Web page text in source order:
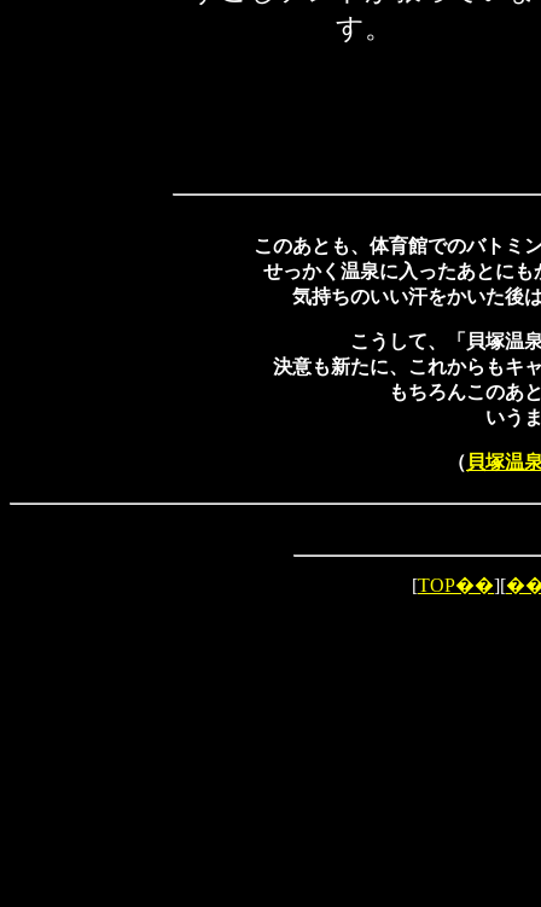
す。
このあとも、体育館でのバトミ
せっかく温泉に入ったあとに
気持ちのいい汗をかいた後
こうして、「貝塚温
決意も新たに、これからもキ
もちろんこのあ
いう
（ 貝塚温
[TOP��][